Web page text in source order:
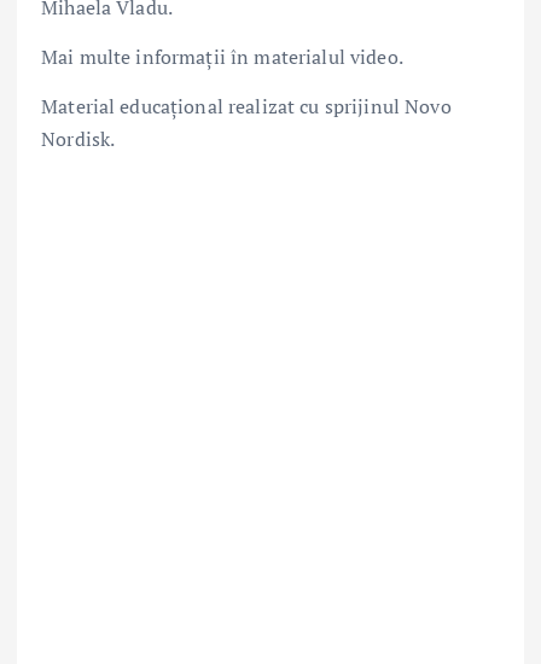
Mihaela Vladu.
Mai multe informații în materialul video.
Material educațional realizat cu sprijinul Novo
Nordisk.